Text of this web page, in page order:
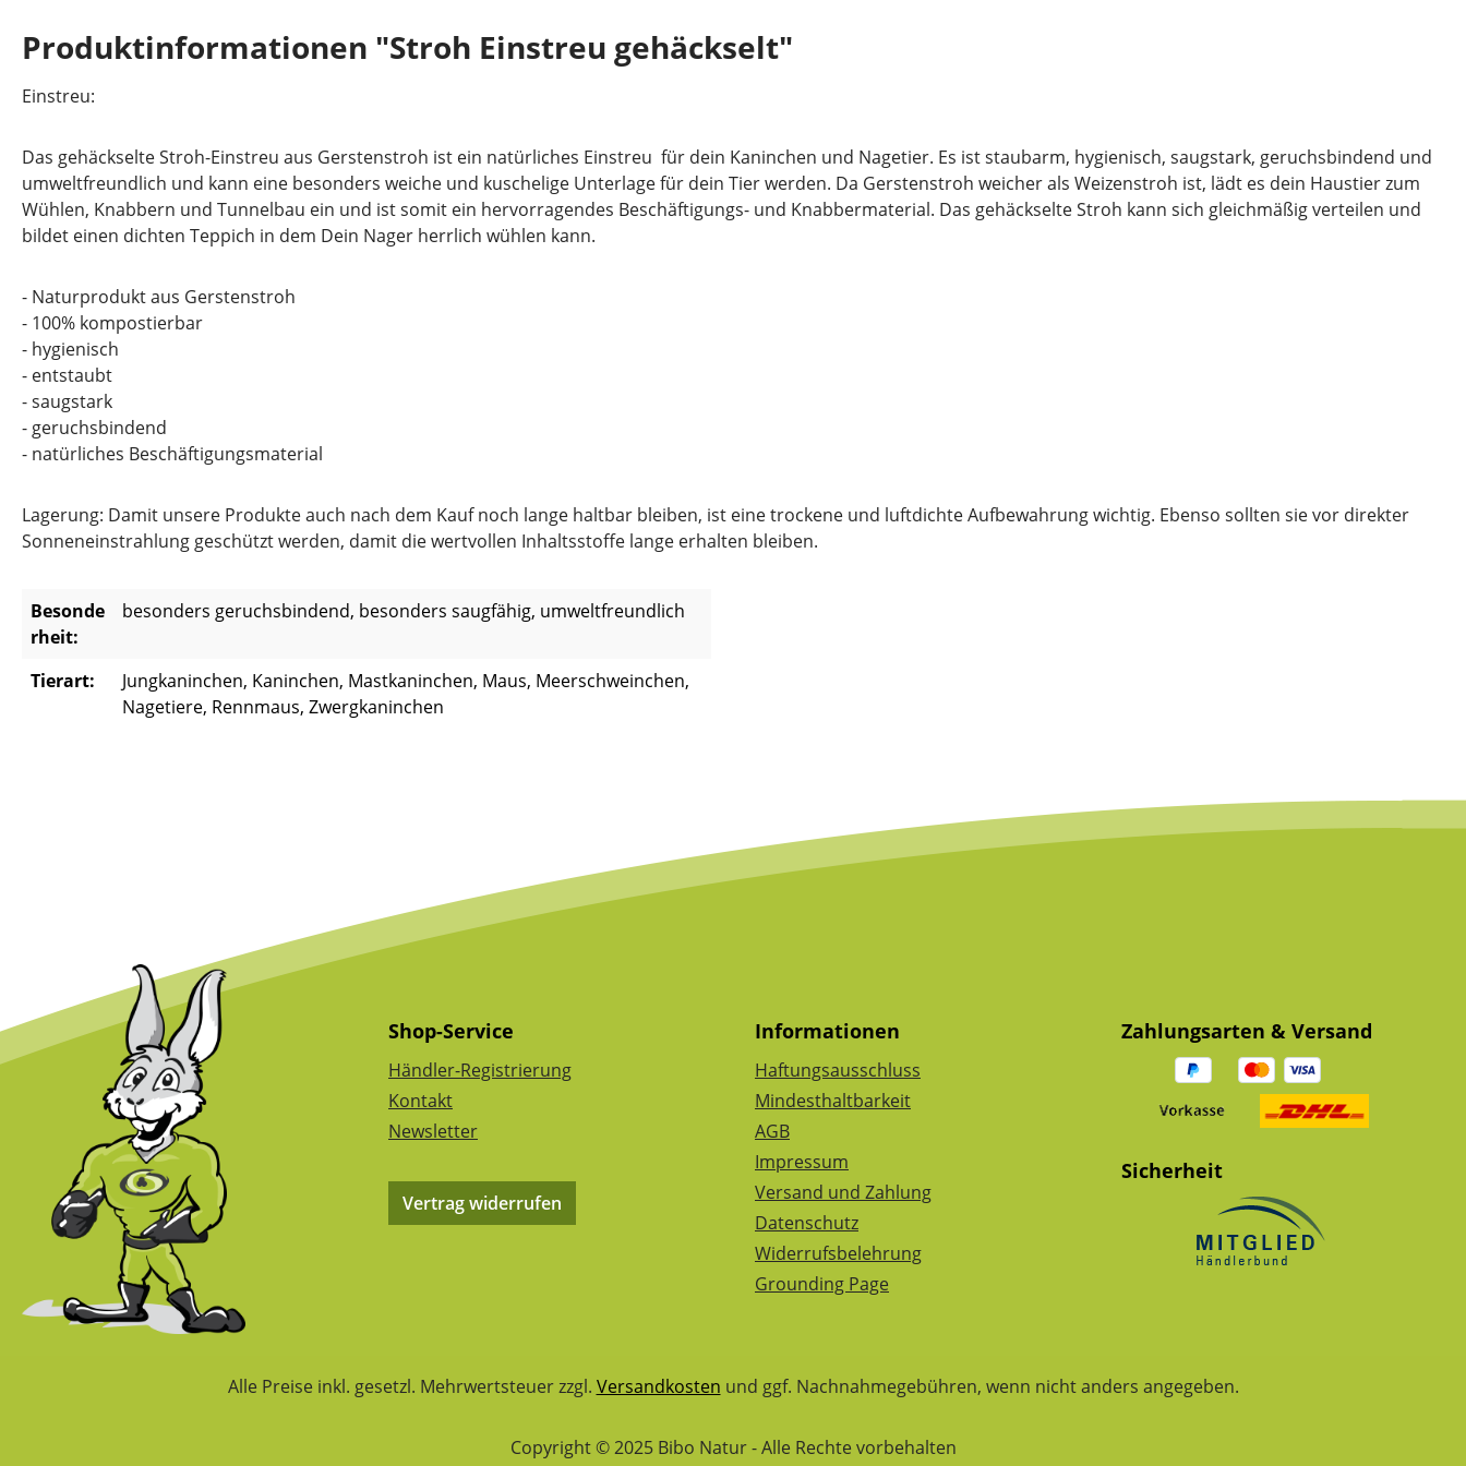
Produktinformationen "Stroh Einstreu gehäckselt"
Einstreu:
Das gehäckselte Stroh-Einstreu aus Gerstenstroh ist ein natürliches Einstreu für dein Kaninchen und Nagetier. Es ist staubarm, hygienisch, saugstark, geruchsbindend und
umweltfreundlich und kann eine besonders weiche und kuschelige Unterlage für dein Tier werden. Da Gerstenstroh weicher als Weizenstroh ist, lädt es dein Haustier zum
Wühlen, Knabbern und Tunnelbau ein und ist somit ein hervorragendes Beschäftigungs- und Knabbermaterial. Das gehäckselte Stroh kann sich gleichmäßig verteilen und
bildet einen dichten Teppich in dem Dein Nager herrlich wühlen kann.
- Naturprodukt aus Gerstenstroh
- 100% kompostierbar
- hygienisch
- entstaubt
- saugstark
- geruchsbindend
- natürliches Beschäftigungsmaterial
Lagerung: Damit unsere Produkte auch nach dem Kauf noch lange haltbar bleiben, ist eine trockene und luftdichte Aufbewahrung wichtig. Ebenso sollten sie vor direkter
Sonneneinstrahlung geschützt werden, damit die wertvollen Inhaltsstoffe lange erhalten bleiben.
Besonde
rheit:
besonders geruchsbindend, besonders saugfähig, umweltfreundlich
Tierart:
Jungkaninchen, Kaninchen, Mastkaninchen, Maus, Meerschweinchen,
Nagetiere, Rennmaus, Zwergkaninchen
Shop-Service
Händler-Registrierung
Kontakt
Newsletter
Vertrag widerrufen
Informationen
Haftungsausschluss
Mindesthaltbarkeit
AGB
Impressum
Versand und Zahlung
Datenschutz
Widerrufsbelehrung
Grounding Page
Zahlungsarten & Versand
Sicherheit
Alle Preise inkl. gesetzl. Mehrwertsteuer zzgl. Versandkosten und ggf. Nachnahmegebühren, wenn nicht anders angegeben.
Copyright © 2025 Bibo Natur - Alle Rechte vorbehalten